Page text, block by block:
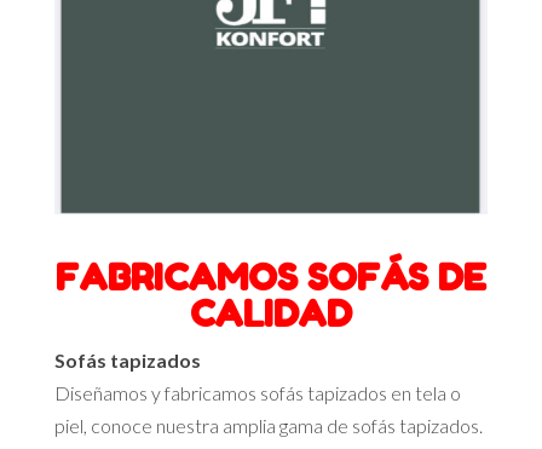
FABRICAMOS SOFÁS DE
CALIDAD
Sofás tapizados
Diseñamos y fabricamos sofás tapizados en tela o
piel, conoce nuestra amplia gama de sofás tapizados.